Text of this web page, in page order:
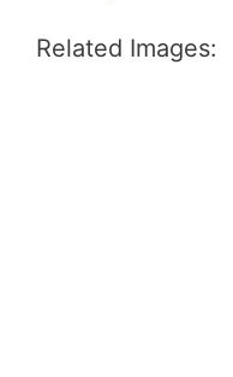
Related Images: